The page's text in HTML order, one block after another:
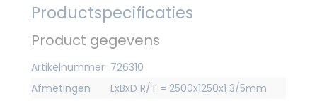
Productspecificaties
Product gegevens
Artikelnummer 726310
Afmetingen
LxBxD R/T = 2500x1250x1 3/5mm